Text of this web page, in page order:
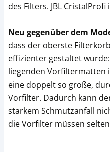
des Filters. JBL
Neu gegenüber dem
dass der oberste
effizienter gestaltet
liegenden Vorfiltermatten
eine doppelt so große,
Vorfilter. Dadurch kann
starkem Schmutzanfall
die Vorfilter müssen